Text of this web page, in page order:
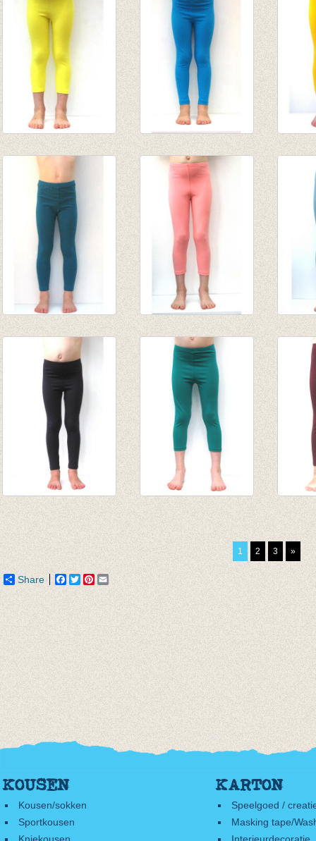
van € 4,75
tot € 9,50
Turquoise
van € 8,45
tot € 10,95
van €
tot €
van € 8,45
tot € 10,95
van € 4,75
tot € 9,50
van €
tot €
€
1 2 3 »
Share Facebook
TwitterPinterest
KOUSEN
Kousen/sokken
Sportkousen
KARTON
Speelgoed /
Masking tape/